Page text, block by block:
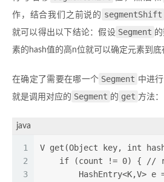
作，结合我们之前说的 segmentShift
就可以得出以下结论：假设 Segment
素的hash值的高n位就可以确定元素到底
在确定了需要在哪一个 Segment 中进
就是调用对应的 Segment 的 get 方法：
java
1
2
3
V get(Object key, int
if (count != 0) { //
HashEntry<K,V> e